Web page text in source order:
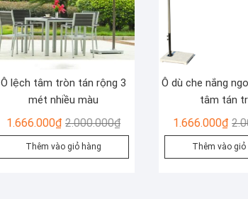
Ô lệch tâm tròn tán rộng 3
mét nhiều màu
2.000.000₫Giá
gốc
là:
1.666.000₫
Giá
hiện
tại
Thêm vào giỏ hàng
Ô dù che nắng
tâm tán
1.666.000₫
Thêm vào giỏ